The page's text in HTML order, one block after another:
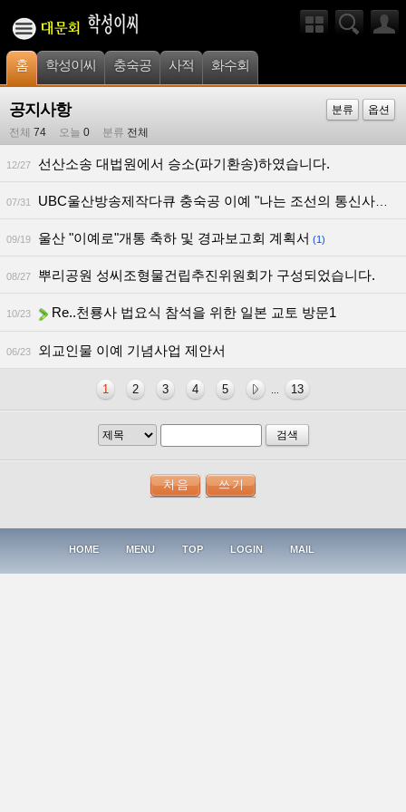
홈 학성이씨 충숙공 사적 화수회
공지사항 분류
옵션
전체 74 오늘 0 분류 전체
12/27 선산소송 대법원에서 승소(파기환송)하였습니다.
07/31 UBC울산방송제작다큐 충숙공 이예 "나는 조선의 통신사로소이다"
09/19 울산 "이예로"개통 축하 및 경과보고회 계획서 (1)
08/27 뿌리공원 성씨조형물건립추진위원회가 구성되었습니다.
10/23 Re..천룡사 법요식 참석을 위한 일본 교토 방문1
06/23 외교인물 이예 기념사업 제안서
1 2 3 4 5 13
검색
HOME MENU TOP LOGIN MAIL